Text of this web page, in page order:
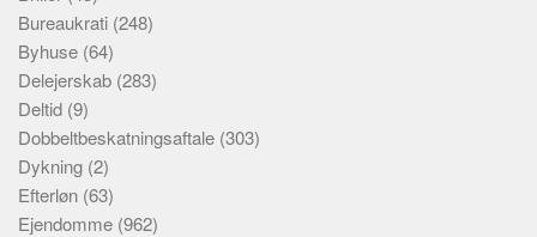
Bureaukrati (248)
Byhuse (64)
Delejerskab (283)
Deltid (9)
Dobbeltbeskatningsaftale (303)
Dykning (2)
Efterløn (63)
Ejendomme (962)